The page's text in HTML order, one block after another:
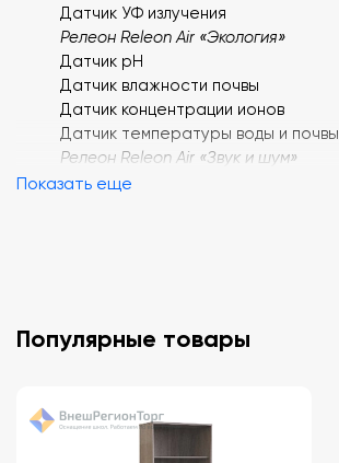
Датчик УФ излучения
Релеон Releon Air «Экология»
Датчик pH
Датчик влажности почвы
Датчик концентрации ионов
Датчик температуры воды и почвы
Релеон Releon Air «Звук и шум»
Датчик уровня звука
Упаковка и аксессуары
Зарядное устройство
Показать еще
Популярные товары